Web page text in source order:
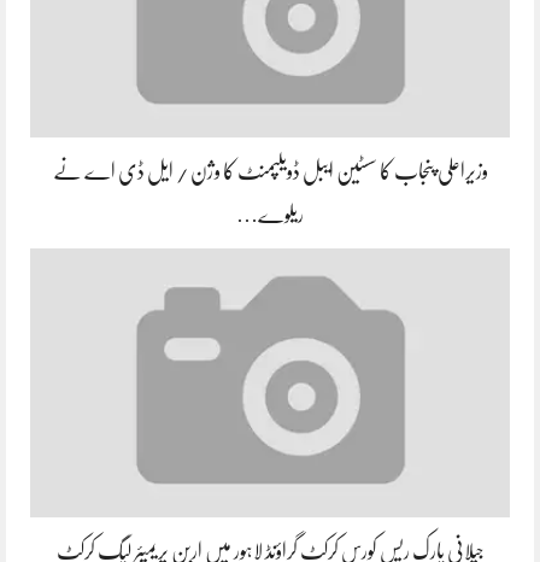
وزیراعلی پنجاب کا سسٹین ایبل ڈویلپمنٹ کا وژن / ایل ڈی اے نے
ریلوے…
جیلانی پارک ریس کورس کرکٹ گراؤنڈ لاہور میں اربن پریمیئر لیگ کرکٹ